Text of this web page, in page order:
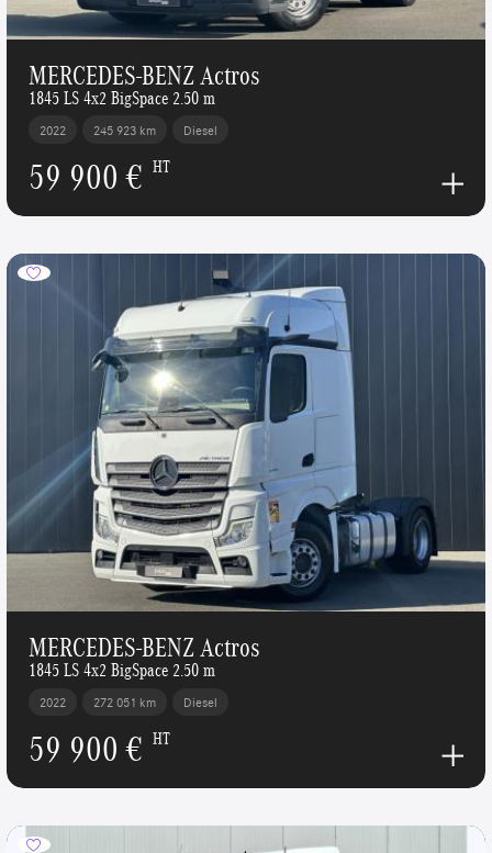
MERCEDES-BENZ Actros
1845 LS 4x2 BigSpace 2.50 m
2022 245 923 km Diesel
59 900 € HT
MERCEDES-BENZ Actros
1845 LS 4x2 BigSpace 2.50 m
2022 272 051 km Diesel
59 900 € HT